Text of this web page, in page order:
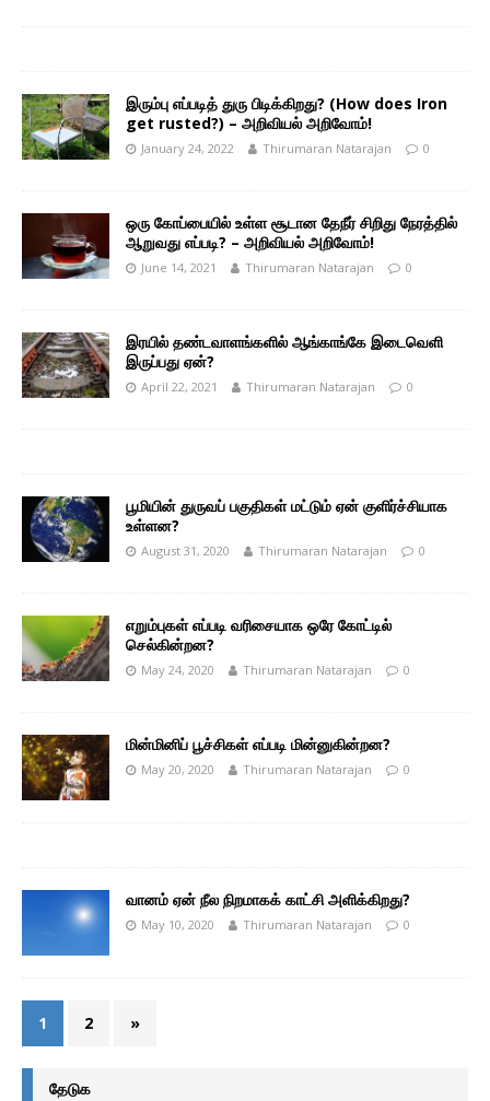
இரும்பு எப்படித் துரு பிடிக்கிறது? (How does Iron
get rusted?) – அறிவியல் அறிவோம்!
January 24, 2022 Thirumaran Natarajan 0
ஒரு கோப்பையில் உள்ள சூடான தேநீர் சிறிது நேரத்தில்
ஆறுவது எப்படி? – அறிவியல் அறிவோம்!
June 14, 2021 Thirumaran Natarajan 0
இரயில் தண்டவாளங்களில் ஆங்காங்கே இடைவெளி
இருப்பது ஏன்?
April 22, 2021 Thirumaran Natarajan 0
பூமியின் துருவப் பகுதிகள் மட்டும் ஏன் குளிர்ச்சியாக
உள்ளன?
August 31, 2020 Thirumaran Natarajan 0
எறும்புகள் எப்படி வரிசையாக ஒரே கோட்டில்
செல்கின்றன?
May 24, 2020 Thirumaran Natarajan 0
மின்மினிப் பூச்சிகள் எப்படி மின்னுகின்றன?
May 20, 2020 Thirumaran Natarajan 0
வானம் ஏன் நீல நிறமாகக் காட்சி அளிக்கிறது?
May 10, 2020 Thirumaran Natarajan 0
1 2 »
தேடுக